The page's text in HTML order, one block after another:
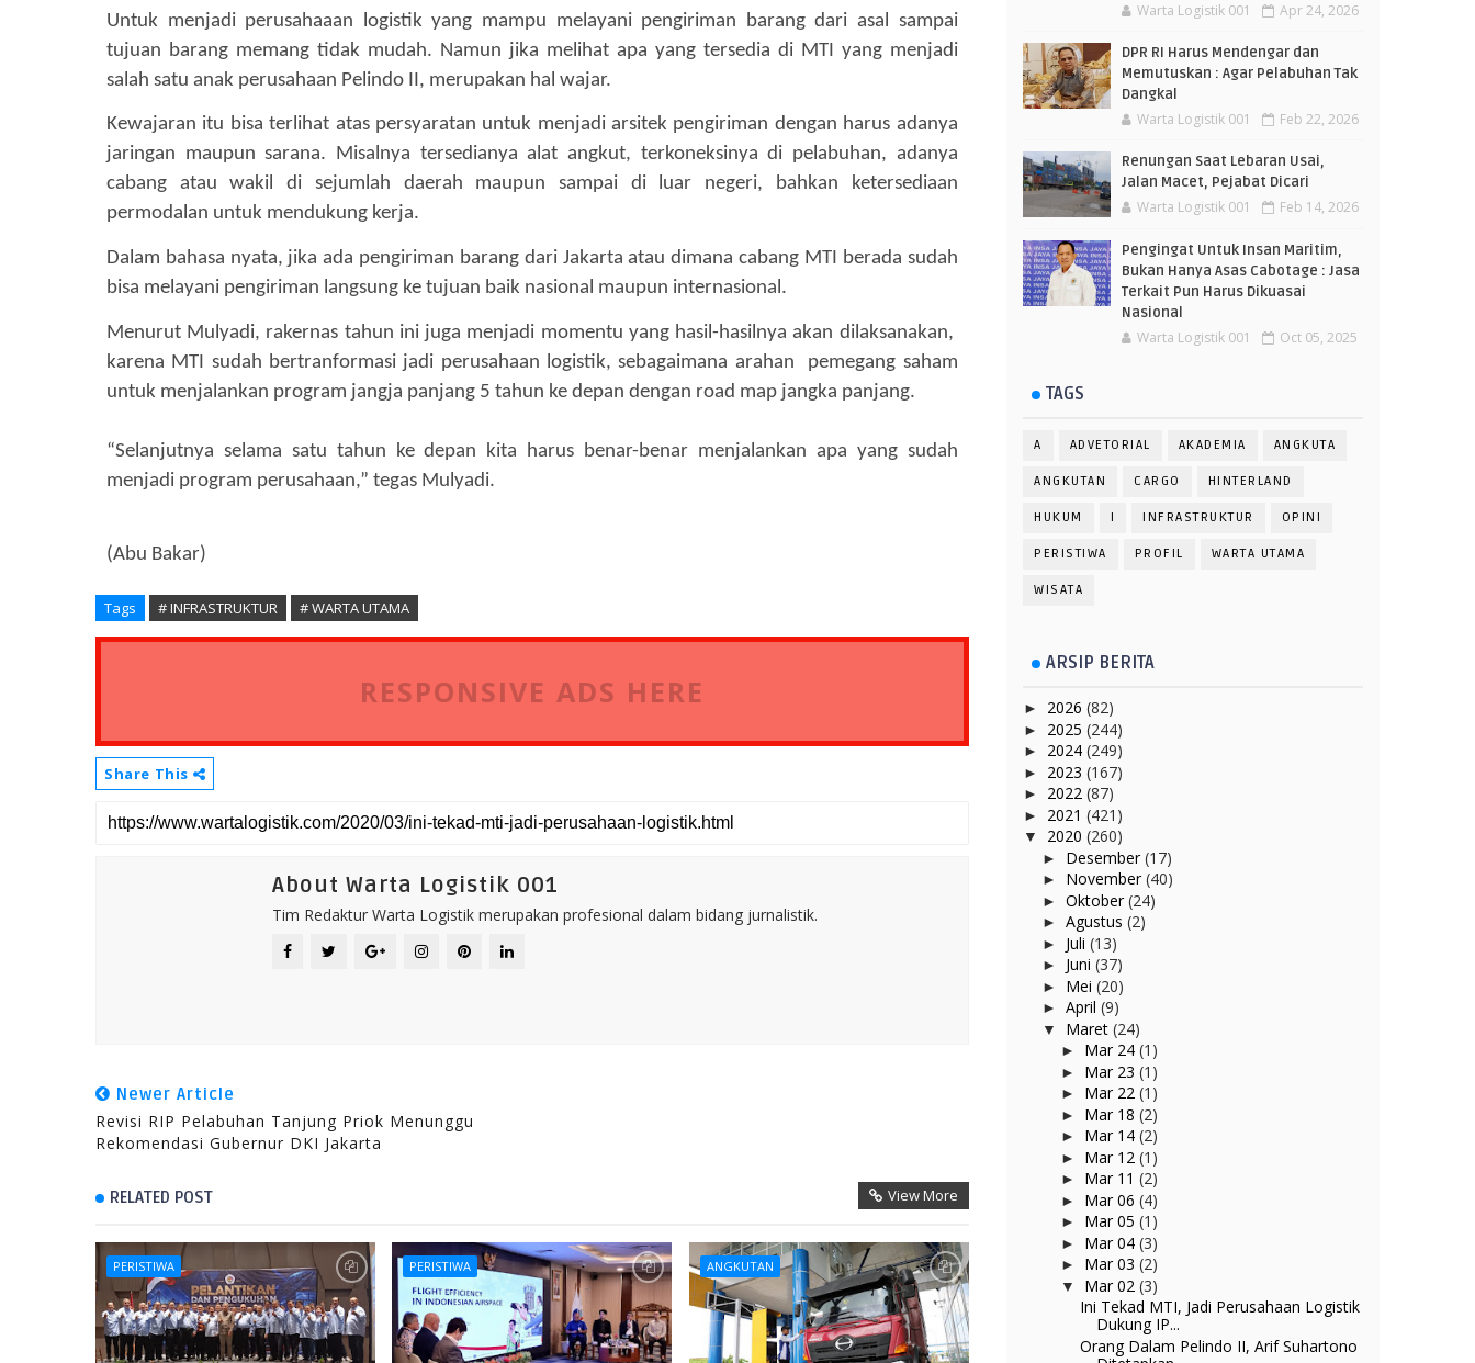
Untuk menjadi perusahaaan logistik yang mampu melayani pengiriman barang dari asal sampai
tujuan barang memang tidak mudah. Namun jika melihat apa yang tersedia di MTI yang menjadi
salah satu anak perusahaan Pelindo II, merupakan hal wajar.
Kewajaran itu bisa terlihat atas persyaratan untuk menjadi arsitek pengiriman dengan harus adanya
jaringan maupun sarana. Misalnya tersedianya alat angkut, terkoneksinya di pelabuhan, adanya
cabang atau wakil di sejumlah daerah maupun sampai di luar negeri, bahkan ketersediaan
permodalan untuk mendukung kerja.
Dalam bahasa nyata, jika ada pengiriman barang dari Jakarta atau dimana cabang MTI berada sudah
bisa melayani pengiriman langsung ke tujuan baik nasional maupun internasional.
Menurut Mulyadi, rakernas tahun ini juga menjadi momentu yang hasil-hasilnya akan dilaksanakan,
karena MTI sudah bertranformasi jadi perusahaan logistik, sebagaimana arahan
pemegang saham
untuk menjalankan program jangja panjang 5 tahun ke depan dengan road map jangka panjang.
“Selanjutnya selama satu tahun ke depan kita harus benar-benar menjalankan apa yang sudah
menjadi program perusahaan,” tegas Mulyadi.
(Abu Bakar)
Tags # INFRASTRUKTUR # WARTA UTAMA
RESPONSIVE ADS HERE
Share This
About Warta Logistik 001
Tim Redaktur Warta Logistik merupakan profesional dalam bidang jurnalistik.
Newer Article
Revisi RIP Pelabuhan Tanjung Priok Menunggu
Rekomendasi Gubernur DKI Jakarta
RELATED POST View More
PERISTIWA PERISTIWA ANGKUTAN
Warta Logistik 001 Apr 24, 2026
DPR RI Harus Mendengar dan
Memutuskan : Agar Pelabuhan Tak
Dangkal
Warta Logistik 001 Feb 22, 2026
Renungan Saat Lebaran Usai,
Jalan Macet, Pejabat Dicari
Warta Logistik 001 Feb 14, 2026
Pengingat Untuk Insan Maritim,
Bukan Hanya Asas Cabotage : Jasa
Terkait Pun Harus Dikuasai
Nasional
Warta Logistik 001 Oct 05, 2025
TAGS
A ADVETORIAL AKADEMIA ANGKUTA
ANGKUTAN CARGO HINTERLAND
HUKUM I INFRASTRUKTUR OPINI
PERISTIWA PROFIL WARTA UTAMA
WISATA
ARSIP BERITA
► 2026 (82)
► 2025 (244)
► 2024 (249)
► 2023 (167)
► 2022 (87)
► 2021 (421)
▼ 2020 (260)
► Desember(17)
► November(40)
► Oktober(24)
► Agustus (2)
► Juli (13)
► Juni (37)
► Mei (20)
► April (9)
▼ Maret (24)
► Mar 24 (1)
► Mar 23 (1)
► Mar 22 (1)
► Mar 18 (2)
► Mar 14 (2)
► Mar 12 (1)
► Mar 11 (2)
► Mar 06 (4)
► Mar 05 (1)
► Mar 04 (3)
► Mar 03 (2)
▼ Mar 02 (3)
Ini Tekad MTI, Jadi Perusahaan Logistik
Dukung IP...
Orang Dalam Pelindo II, Arif Suhartono